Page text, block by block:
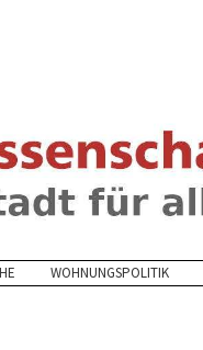
WOHNUNGSPOLITIK